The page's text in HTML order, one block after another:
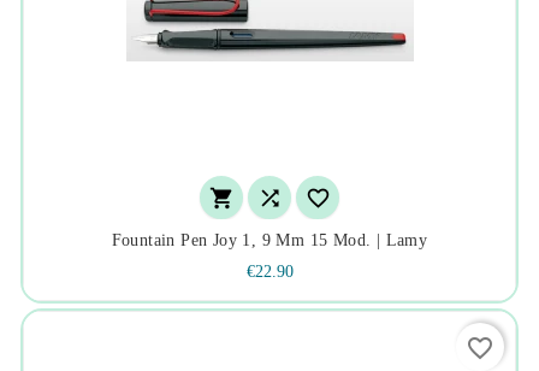
  
Fountain Pen Joy 1, 9 Mm 15 Mod. | Lamy
€22.90
favorite_border